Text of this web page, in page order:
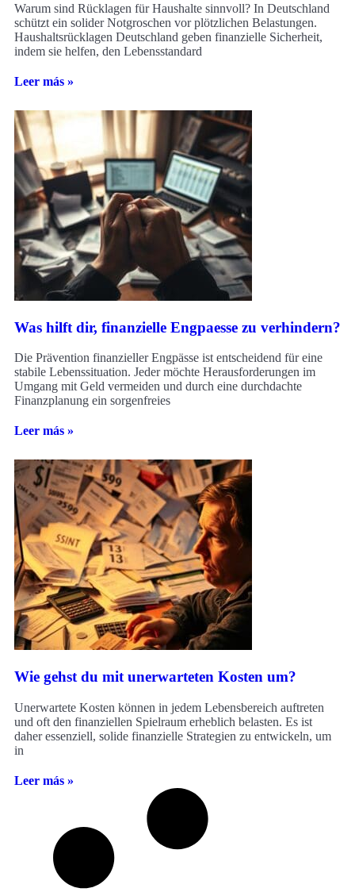
Warum sind Rücklagen für Haushalte sinnvoll? In Deutschland
schützt ein solider Notgroschen vor plötzlichen Belastungen.
Haushaltsrücklagen Deutschland geben finanzielle Sicherheit,
indem sie helfen, den Lebensstandard
Leer más »
Was hilft dir, finanzielle Engpaesse zu verhindern?
Die Prävention finanzieller Engpässe ist entscheidend für eine
stabile Lebenssituation. Jeder möchte Herausforderungen im
Umgang mit Geld vermeiden und durch eine durchdachte
Finanzplanung ein sorgenfreies
Leer más »
Wie gehst du mit unerwarteten Kosten um?
Unerwartete Kosten können in jedem Lebensbereich auftreten
und oft den finanziellen Spielraum erheblich belasten. Es ist
daher essenziell, solide finanzielle Strategien zu entwickeln, um
in
Leer más »